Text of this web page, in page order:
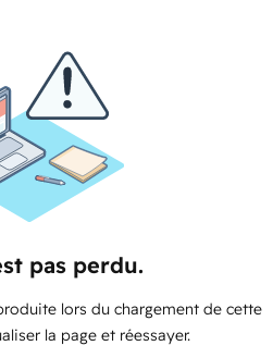
pas perdu.
lors du chargement de cette
la page et réessayer.